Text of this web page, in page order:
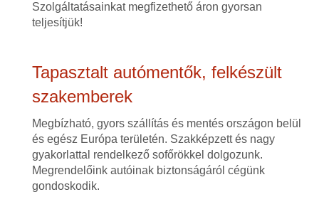
Szolgáltatásainkat megfizethető áron gyorsan
teljesítjük!
Tapasztalt autómentők, felkészült
szakemberek
Megbízható, gyors szállítás és mentés országon belül
és egész Európa területén. Szakképzett és nagy
gyakorlattal rendelkező sofőrökkel dolgozunk.
Megrendelőink autóinak biztonságáról cégünk
gondoskodik.